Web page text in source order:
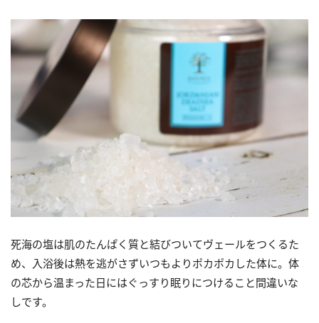
死海の塩は肌のたんぱく質と結びついてヴェールをつくるた
め、入浴後は熱を逃がさずいつもよりポカポカした体に。体
の芯から温まった日にはぐっすり眠りにつけること間違いな
しです。